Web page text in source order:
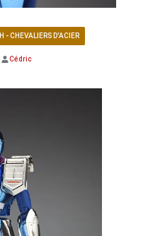
- CHEVALIERS D'ACIER
Cédric